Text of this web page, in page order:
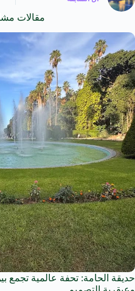
مقالات
حديقة الحامة: تحفة عالمية تجمع